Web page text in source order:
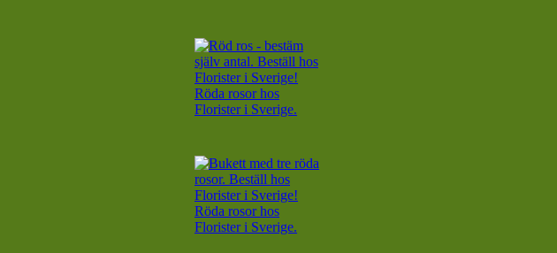
Röda rosor hos
Florister i Sverige.
Röda rosor hos
Florister i Sverige.